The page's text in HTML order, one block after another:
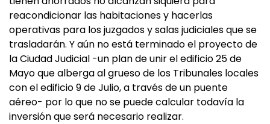
reacondicionar las habitaciones y hacerlas
operativas para los juzgados y salas judiciales que se
trasladarán. Y aún no está terminado el proyecto de
la Ciudad Judicial -un plan de unir el edificio 25 de
Mayo que alberga al grueso de los Tribunales locales
con el edificio 9 de Julio, a través de un puente
aéreo- por lo que no se puede calcular todavía la
inversión que será necesario realizar.